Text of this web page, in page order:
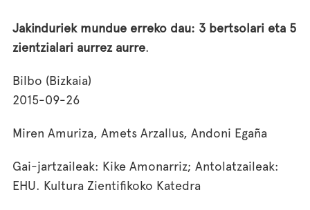
Jakinduriek mundue erreko dau: 3 bertsolari eta 5
zientzialari aurrez aurre.
Bilbo (Bizkaia)
2015-09-26
Miren Amuriza, Amets Arzallus, Andoni Egaña
Gai-jartzaileak: Kike Amonarriz; Antolatzaileak:
EHU. Kultura Zientifikoko Katedra